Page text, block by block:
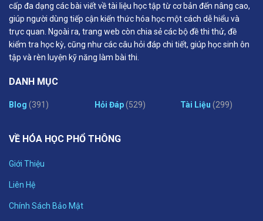
cấp đa dạng các bài viết về tài liệu học tập từ cơ bản đến nâng cao,
giúp người dùng tiếp cận kiến thức hóa học một cách dễ hiểu và
trực quan. Ngoài ra, trang web còn chia sẻ các bộ đề thi thử, đề
kiểm tra học kỳ, cũng như các câu hỏi đáp chi tiết, giúp học sinh ôn
tập và rèn luyện kỹ năng làm bài thi.
DANH MỤC
Blog (391) Hỏi Đáp(529) Tài Liệu (299)
VỀ HÓA HỌC PHỔ THÔNG
Giới Thiệu
Liên Hệ
Chính Sách Bảo Mật